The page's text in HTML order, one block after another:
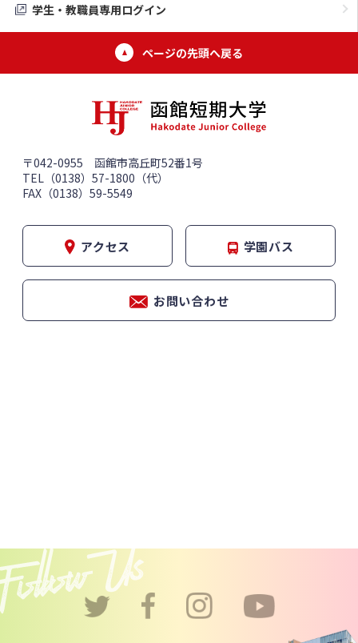
学生・教職員専用ログイン
ページの先頭へ戻る
〒042-0955 函館市高丘町52番1号
TEL（0138）57-1800（代）
FAX（0138）59-5549
アクセス 学園バス
お問い合わせ